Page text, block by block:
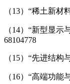
（13）“稀土新材
（14）“新型显
68104778
（15）“先进结构
（16）“高端功能